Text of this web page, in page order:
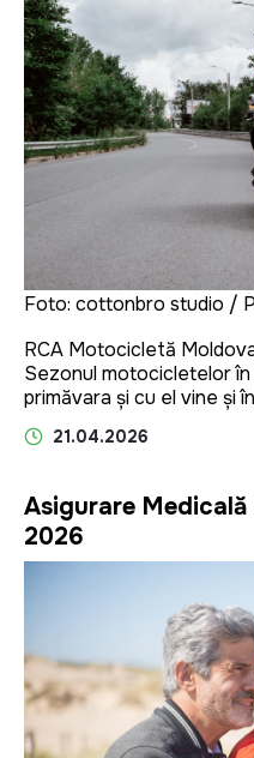
Foto: cottonbro studio /
RCA Motocicletă
Sezonul motocicletelor
primăvara și cu el vine și
21.04.2026
Asigurare
2026